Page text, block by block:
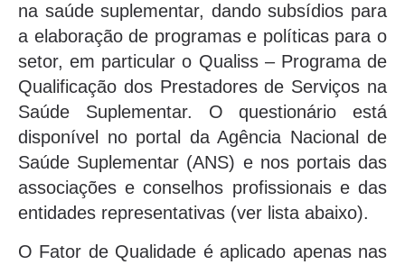
na saúde suplementar, dando subsídios para
a elaboração de programas e políticas para o
setor, em particular o Qualiss – Programa de
Qualificação dos Prestadores de Serviços na
Saúde Suplementar. O questionário está
disponível no portal da Agência Nacional de
Saúde Suplementar (ANS) e nos portais das
associações e conselhos profissionais e das
entidades representativas (ver lista abaixo).
O Fator de Qualidade é aplicado apenas nas